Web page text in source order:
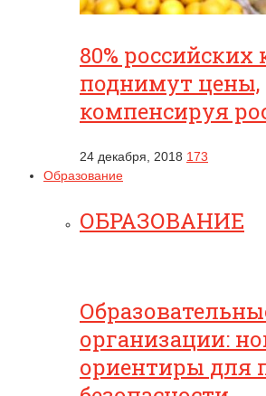
80%
поднимут цены,
компенсируя
24 декабря, 2018 173
Образование
ОБРАЗОВАНИЕ
организации:
ориентиры для